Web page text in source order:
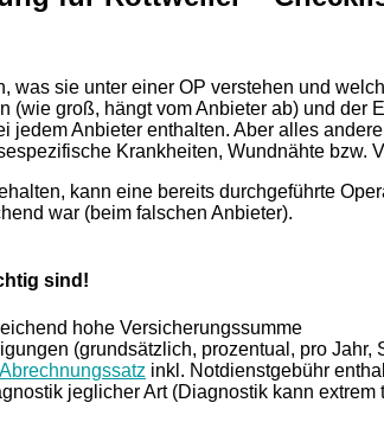
sie unter einer OP verstehen und
(wie groß, hängt vom Anbieter ab) und
jedem Anbieter enthalten. Aber alles
Krankheiten, Wundnähte bzw.
kann eine bereits durchgeführte
war (beim falschen Anbieter).
sind!
hohe Versicherungssumme
(grundsätzlich, prozentual, pro Jahr,
inkl. Notdienstgebühr
jeglicher Art (Diagnostik kann